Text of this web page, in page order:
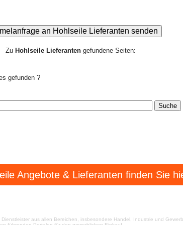
Zu Hohlseile Lieferantengefundene Seiten:
gefunden ?
Angebote & Lieferanten finden Sie
aus allen Bereichen, insbesondere Handel, Industrie und